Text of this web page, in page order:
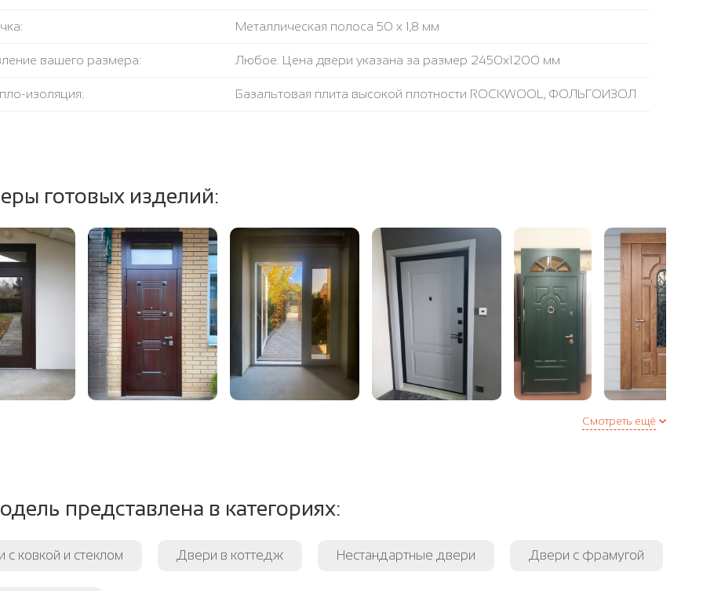
Металлическая полоса 50 х 1,8 мм
вашего размера: Любое. Цена двери указана за размер 2450х1200 мм
изоляция: Базальтовая плита высокой плотности ROCKWOOL, ФОЛЬГОИЗОЛ
готовых изделий:
Смотреть ещё
представлена в категориях:
с ковкой и стеклом Двери в коттедж Нестандартные двери Двери с фрамугой